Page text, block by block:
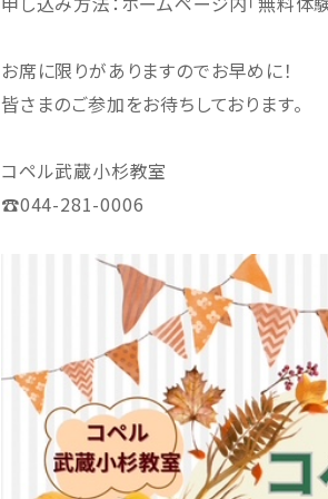
お席に限りがありますのでお早めに！
皆さまのご参加をお待ちしております。
コペル武蔵小杉教室
☎044-281-0006